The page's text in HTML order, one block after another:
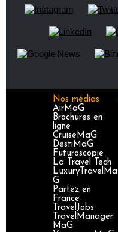
Nos médias
AirMaG
Brochures en
ligne
CruiseMaG
DestiMaG
Futuroscopie
La Travel Tech
LuxuryTravelMa
G
Partez en
France
TravelJobs
TravelManager
MaG